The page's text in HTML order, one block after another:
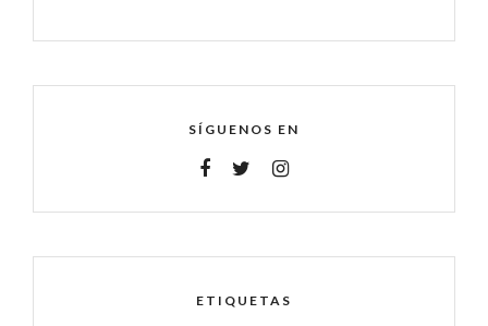
SÍGUENOS EN
ETIQUETAS